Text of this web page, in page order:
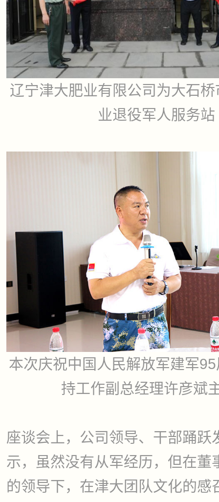
辽宁津大肥业有限公司为大石
业退役军人服务站
本次庆祝中国人民解放军建军
持工作副总经理许彦斌
座谈会上，公司领导、干部踊跃
示，虽然没有从军经历，但在董
的领导下，在津大团队文化的感